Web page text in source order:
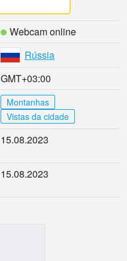
Webcam online
Rússia
GMT+03:00
Montanhas
Vistas da cidade
15.08.2023
15.08.2023